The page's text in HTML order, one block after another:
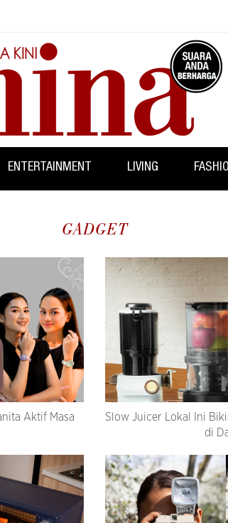
ENTERTAINMENT LIVING
GADGET
Aktif Masa
Slow Juicer Lokal Ini
di